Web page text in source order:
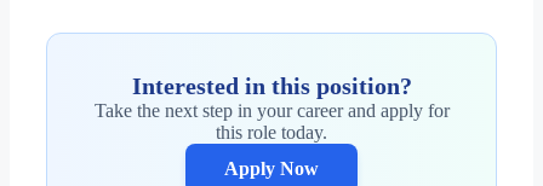
Interested in this position?
Take the next step in your career and apply for
this role today.
Apply Now